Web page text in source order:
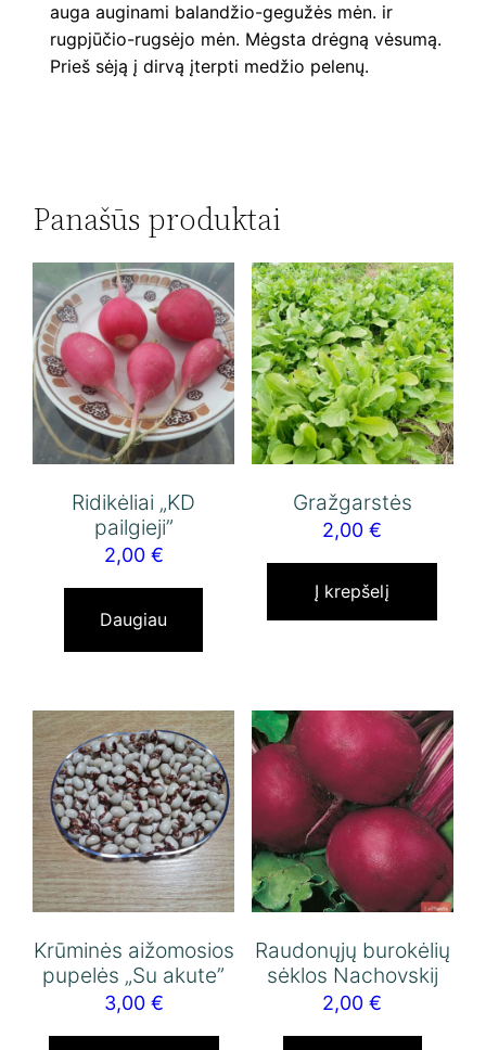
auga auginami balandžio-gegužės mėn. ir
rugpjūčio-rugsėjo mėn. Mėgsta drėgną vėsumą.
Prieš sėją į dirvą įterpti medžio pelenų.
Panašūs produktai
Ridikėliai „KD
pailgieji”
2,00 €
Daugiau
Gražgarstės
2,00€
Į krepšelį
Krūminės aižomosios
pupelės „Su akute”
3,00 €
Raudonųjų burokėlių
sėklos Nachovskij
2,00€